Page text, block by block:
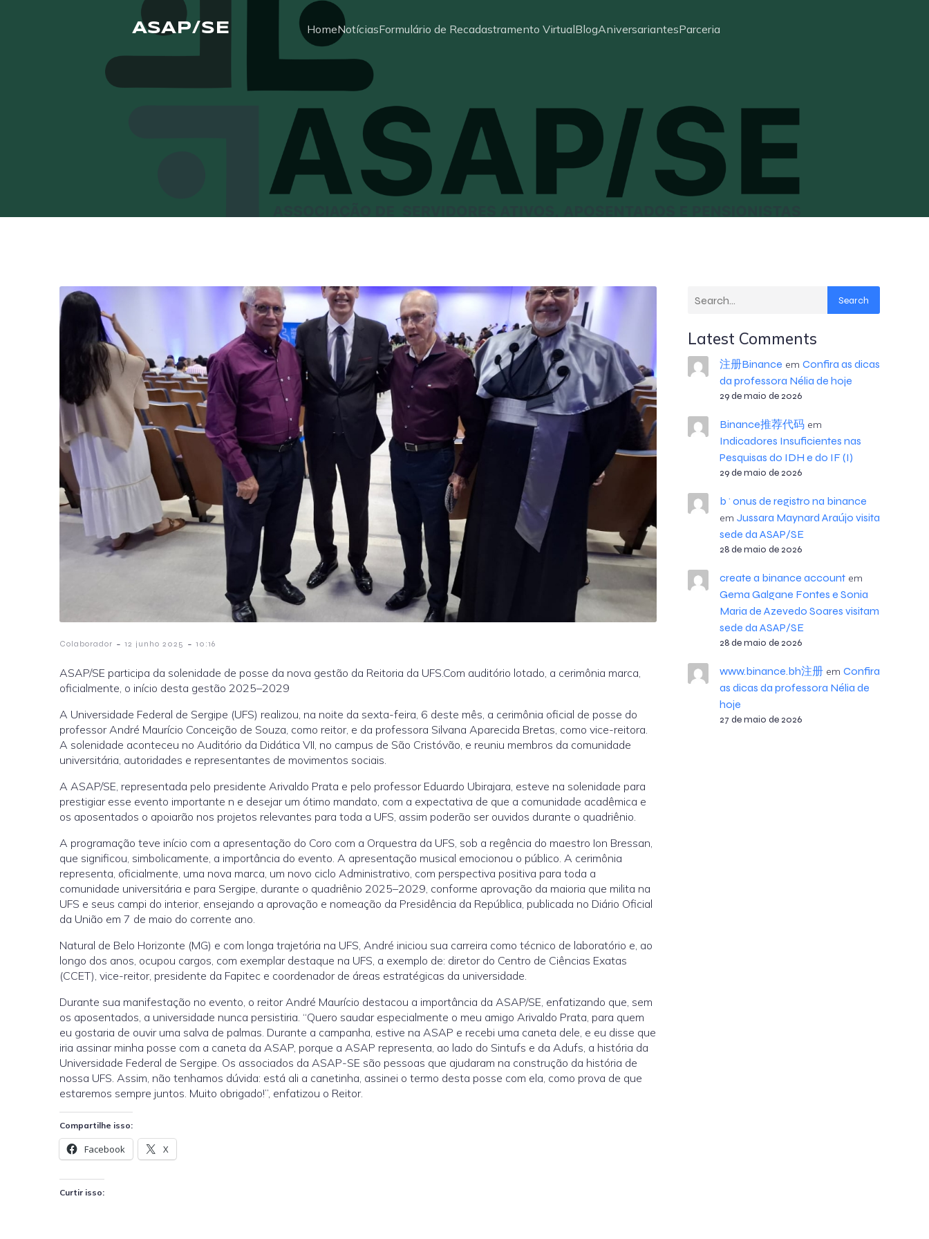
ASAP/SE HomeNotíciasFormulário de Recadastramento VirtualBlogAniversariantesParceria
Colaborador - 12 junho 2025 - 10:16
ASAP/SE participa da solenidade de posse da nova gestão da Reitoria da UFS.Com auditório lotado, a cerimônia marca,
oficialmente, o início desta gestão 2025–2029
A Universidade Federal de Sergipe (UFS) realizou, na noite da sexta-feira, 6 deste mês, a cerimônia oficial de posse do
professor André Maurício Conceição de Souza, como reitor, e da professora Silvana Aparecida Bretas, como vice-reitora.
A solenidade aconteceu no Auditório da Didática VII, no campus de São Cristóvão, e reuniu membros da comunidade
universitária, autoridades e representantes de movimentos sociais.
A ASAP/SE, representada pelo presidente Arivaldo Prata e pelo professor Eduardo Ubirajara, esteve na solenidade para
prestigiar esse evento importante n e desejar um ótimo mandato, com a expectativa de que a comunidade acadêmica e
os aposentados o apoiarão nos projetos relevantes para toda a UFS, assim poderão ser ouvidos durante o quadriênio.
A programação teve início com a apresentação do Coro com a Orquestra da UFS, sob a regência do maestro Ion Bressan,
que significou, simbolicamente, a importância do evento. A apresentação musical emocionou o público. A cerimônia
representa, oficialmente, uma nova marca, um novo ciclo Administrativo, com perspectiva positiva para toda a
comunidade universitária e para Sergipe, durante o quadriênio 2025–2029, conforme aprovação da maioria que milita na
UFS e seus campi do interior, ensejando a aprovação e nomeação da Presidência da República, publicada no Diário Oficial
da União em 7 de maio do corrente ano.
Natural de Belo Horizonte (MG) e com longa trajetória na UFS, André iniciou sua carreira como técnico de laboratório e, ao
longo dos anos, ocupou cargos, com exemplar destaque na UFS, a exemplo de: diretor do Centro de Ciências Exatas
(CCET), vice-reitor, presidente da Fapitec e coordenador de áreas estratégicas da universidade.
Durante sua manifestação no evento, o reitor André Maurício destacou a importância da ASAP/SE, enfatizando que, sem
os aposentados, a universidade nunca persistiria. “Quero saudar especialmente o meu amigo Arivaldo Prata, para quem
eu gostaria de ouvir uma salva de palmas. Durante a campanha, estive na ASAP e recebi uma caneta dele, e eu disse que
iria assinar minha posse com a caneta da ASAP, porque a ASAP representa, ao lado do Sintufs e da Adufs, a história da
Universidade Federal de Sergipe. Os associados da ASAP-SE são pessoas que ajudaram na construção da história de
nossa UFS. Assim, não tenhamos dúvida: está ali a canetinha, assinei o termo desta posse com ela, como prova de que
estaremos sempre juntos. Muito obrigado!”, enfatizou o Reitor.
Compartilhe isso:
Facebook X
Curtir isso:
Search
Latest Comments
注册Binance em Confira as dicas
da professora Nélia de hoje
29 de maio de 2026
Binance推荐代码em
Indicadores Insuficientes nas
Pesquisas do IDH e do IF (I)
29 de maio de 2026
b^onus de registro na binance
em Jussara Maynard Araújo visita
sede da ASAP/SE
28 de maio de 2026
create a binance accountem
Gema Galgane Fontes e Sonia
Maria de Azevedo Soares visitam
sede da ASAP/SE
28 de maio de 2026
www.binance.bh注册em Confira
as dicas da professora Nélia de
hoje
27 de maio de 2026